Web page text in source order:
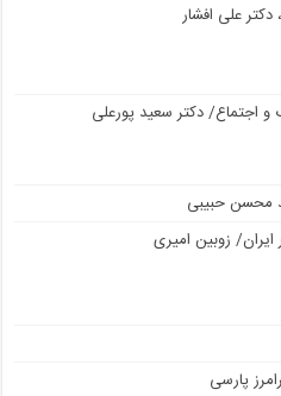
علی افشار
و اجتماع/ دکتر سعید پورعلی
محسن حبیبی
زوبین امیری
پارسی